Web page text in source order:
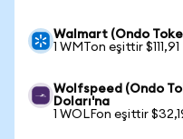
Walmart (Ondo
1 WMTon eşittir $111,91
Wolfspeed (Ondo
Doları'na
1 WOLFon eşittir